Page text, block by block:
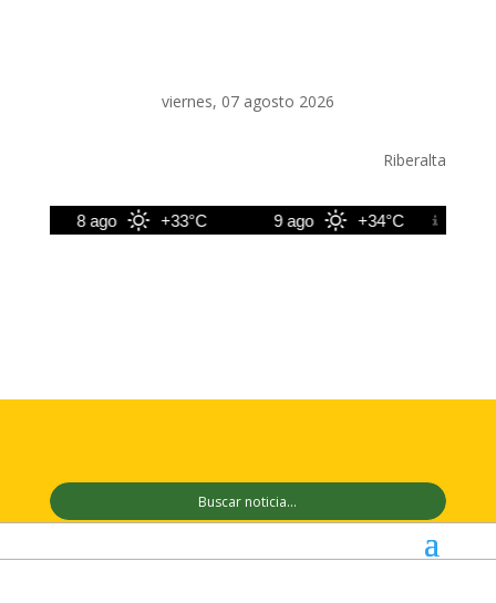
viernes, 07 agosto 2026
Riberalta
8 ago +33°C 9 ago +34°C